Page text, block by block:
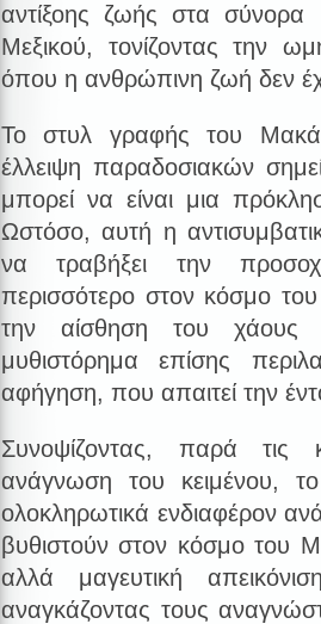
αντίξοης ζωής στα σύνορα
Μεξικού, τονίζοντας την
όπου η ανθρώπινη ζωή δεν
Το στυλ γραφής του
έλλειψη παραδοσιακών
μπορεί να είναι μια
Ωστόσο, αυτή η
να τραβήξει την
περισσότερο στον κόσμο
την αίσθηση του χάους
μυθιστόρημα επίσης
αφήγηση, που απαιτεί την
Συνοψίζοντας, παρά τις
ανάγνωση του κειμένου,
ολοκληρωτικά ενδιαφέρον
βυθιστούν στον κόσμο του
αλλά μαγευτική
αναγκάζοντας τους